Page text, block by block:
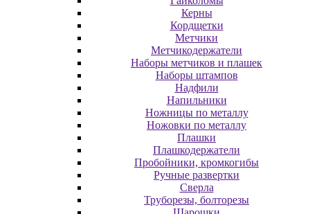
Керны
Кордщетки
Метчики
Метчикодержатели
Наборы метчиков и плашек
Наборы штампов
Надфили
Напильники
Ножницы по металлу
Ножовки по металлу
Плашки
Плашкодержатели
Пробойники, кромкогибы
Ручные развертки
Сверла
Труборезы, болторезы